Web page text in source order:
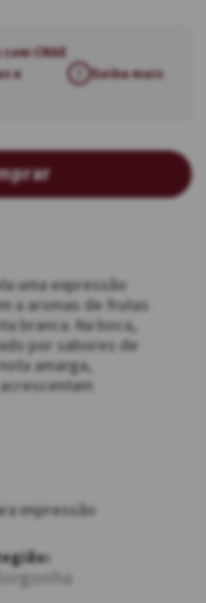
CNAE
e
Saiba mais
uma expressão
a aromas de frutas
branca. Na boca,
por sabores de
amarga,
Borgonha